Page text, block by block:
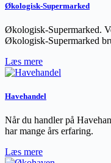
Økologisk-Supermarked
Økologisk-Supermarked.
Økologisk-Supermarked
Læs mere
Havehandel
Når du handler på
har mange års erfaring.
Læs mere